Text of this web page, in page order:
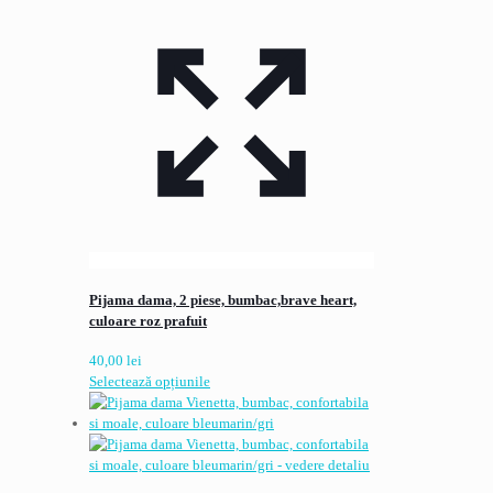
Pijama dama, 2 piese, bumbac,brave heart,
culoare roz prafuit
40,00 lei
Selectează opțiunileAcest
produs
are
mai
multe